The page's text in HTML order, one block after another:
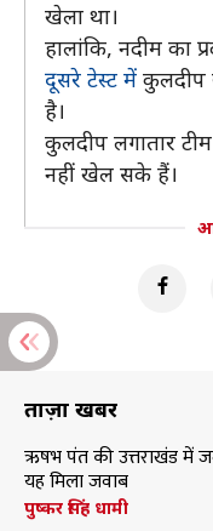
खेला था।
हालांकि, नदीम का
दूसरे टेस्ट में कुलदीप
है।
कुलदीप लगातार
नहीं खेल सके हैं।
ताज़ा खबरें
ऋषभ पंत की उत्तराखंड में
यह मिला जवाब
पुष्कर सिंह धामी